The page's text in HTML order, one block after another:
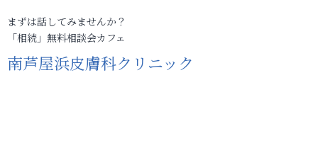
まずは話してみませんか？
「相続」無料相談会カフェ
南芦屋浜皮膚科クリニック